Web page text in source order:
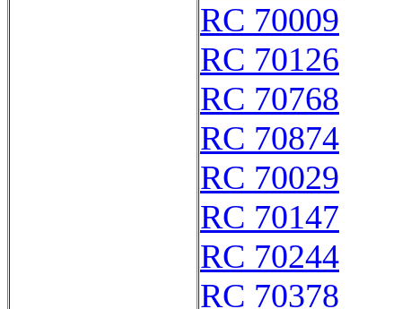
RC 70009
RC 70126
RC 70768
RC 70874
RC 70029
RC 70147
RC 70244
RC 70378